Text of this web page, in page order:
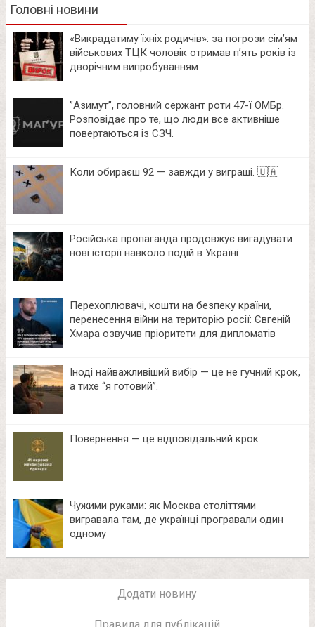
Головні новини
«Викрадатиму їхніх родичів»: за погрози сім’ям
військових ТЦК чоловік отримав п’ять років із
дворічним випробуванням
⁨”Азимут”, головний сержант роти 47-ї ОМБр.
Розповідає про те, що люди все активніше
повертаються із СЗЧ.
Коли обираєш 92 — завжди у виграші. 🇺🇦
Російська пропаганда продовжує вигадувати
нові історії навколо подій в Україні
Перехоплювачі, кошти на безпеку країни,
перенесення війни на територію росії: Євгеній
Хмара озвучив пріоритети для дипломатів
Іноді найважливіший вибір — це не гучний крок,
а тихе “я готовий”.
Повернення — це відповідальний крок
Чужими руками: як Москва століттями
вигравала там, де українці програвали один
одному
Додати новину
Правила для публікацій